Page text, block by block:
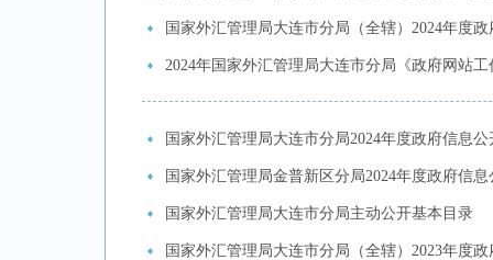
国家外汇管理局大连市分局（全辖）2024年度
2024年国家外汇管理局大连市分局《政府网站
国家外汇管理局大连市分局2024年度政府信息
国家外汇管理局金普新区分局2024年度政府信
国家外汇管理局大连市分局主动公开基本目录
国家外汇管理局大连市分局（全辖）2023年度